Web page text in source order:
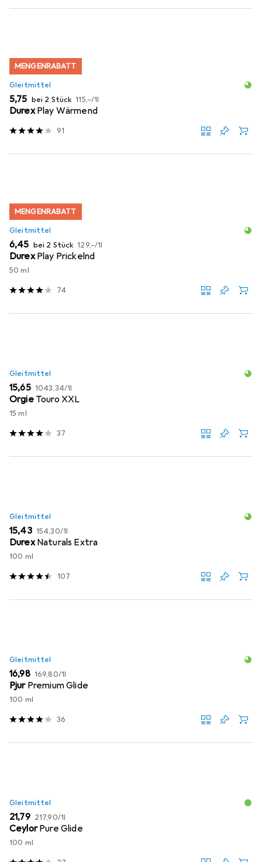
MENGENRABATT
Gleitmittel
EUR
5,75 bei 2 Stück EUR
115,–/1l
Durex Play Wärmend
91
MENGENRABATT
Gleitmittel
EUR
6,45 bei 2 Stück EUR
129,–/1l
Durex Play Prickelnd
50 ml
74
Gleitmittel
EUR
15,65 EUR
1043,34/1l
Orgie Touro XXL
15 ml
37
Gleitmittel
EUR
15,43 EUR
154,30/1l
Durex Naturals Extra
100 ml
107
Gleitmittel
EUR
16,98 EUR
169,80/1l
Pjur Premium Glide
100 ml
36
Gleitmittel
EUR
21,79 EUR
217,90/1l
Ceylor Pure Glide
100 ml